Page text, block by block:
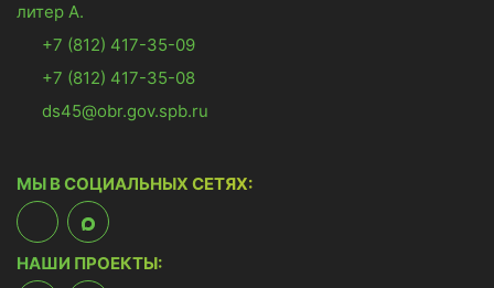
литер А.
+7 (812) 417-35-09
+7 (812) 417-35-08
ds45@obr.gov.spb.ru
МЫ В СОЦИАЛЬНЫХ СЕТЯХ:
НАШИ ПРОЕКТЫ: